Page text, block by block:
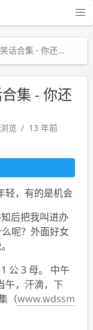
2014 年 1 月 10 日冷笑话合集 - 你还年轻，有的是机会
集 - 你还
览
13 年前
轻，有的是机会
后把我叫进办
呢？外面好女
公 3 母。 中午
午，汗滴，下
（www.wdssm